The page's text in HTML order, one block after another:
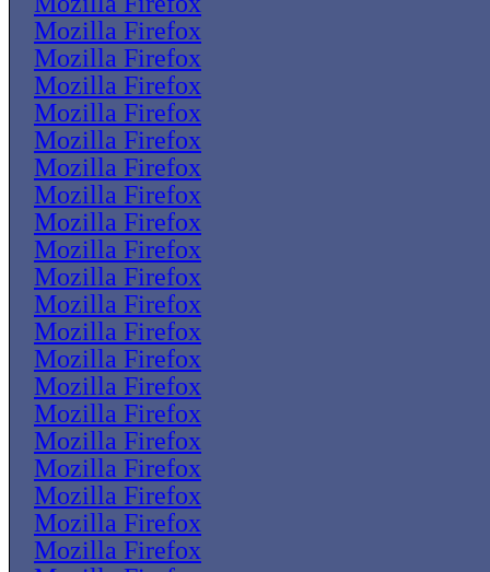
Mozilla Firefox
Mozilla Firefox
Mozilla Firefox
Mozilla Firefox
Mozilla Firefox
Mozilla Firefox
Mozilla Firefox
Mozilla Firefox
Mozilla Firefox
Mozilla Firefox
Mozilla Firefox
Mozilla Firefox
Mozilla Firefox
Mozilla Firefox
Mozilla Firefox
Mozilla Firefox
Mozilla Firefox
Mozilla Firefox
Mozilla Firefox
Mozilla Firefox